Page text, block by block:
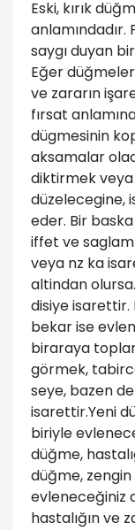
Eski, kırık
saygı duyan
Eğer düğmeler
ve zararın
fırsat
dügmesinin
aksamalar
diktirmek veya
düzelecegine,
eder. Bir
iffet ve
veya nz ka
altindan
disiye isarettir.
bekar ise
biraraya
görmek,
seye, bazen
isarettir.Yeni
biriyle
düğme,
düğme, zengin
evleneceğiniz
hastalığın ve